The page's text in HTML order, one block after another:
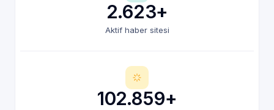
2.623+
Aktif haber sitesi
102.859+